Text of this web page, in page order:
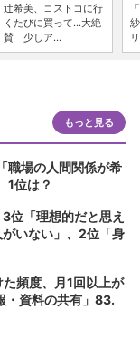
辻希美、コストコに行
くたびに買って...大絶
賛 少しア...
もっと見る
場の人間関係が希
1位は？
位「理想的だと思え
いない」、2位「身
頻度、月1回以上が
資料の共有」83.